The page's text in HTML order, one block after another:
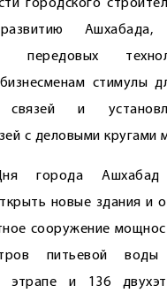
городского
Ашхабада,
передовых
стимулы
связей и
с деловыми кругами
города Ашхабад
новые здания и
сооружение
питьевой
этрапе и 136